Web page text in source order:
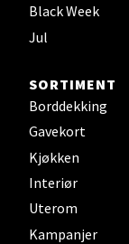
Black Week
Jul
SORTIMENT
Borddekking
Gavekort
Kjøkken
Interiør
Uterom
Kampanjer
Torgbakken
Åpent i dag
0 i butikk